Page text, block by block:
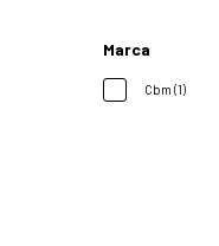
Marca
Cbm (1)